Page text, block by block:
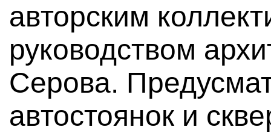
авторским
руководством
Серова.
автостоянок и